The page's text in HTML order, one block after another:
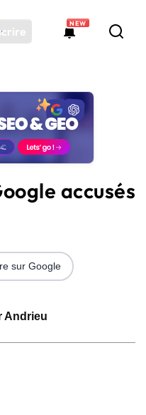
NEW
accusés
Andrieu
sur Google